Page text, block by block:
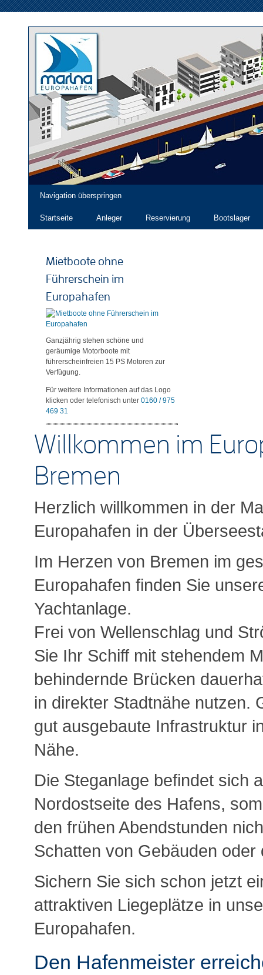
Navigation überspringen
Startseite Anleger Reservierung Bootslager
Mietboote ohne
Führerschein im
Europahafen
Ganzjährig stehen schöne und
geräumige Motorboote mit
führerscheinfreien 15 PS Motoren zur
Verfügung.
Für weitere Informationen auf das Logo
klicken oder telefonisch unter 0160 / 975
469 31
Willkommen im
Bremen
Herzlich willkommen in der
Europahafen in der
Im Herzen von Bremen im
Europahafen finden Sie
Yachtanlage.
Frei von Wellenschlag und
Sie Ihr Schiff mit stehendem
behindernde Brücken
in direkter Stadtnähe nutzen.
gut ausgebaute Infrastruktur
Nähe.
Die Steganlage befindet sich
Nordostseite des Hafens,
den frühen Abendstunden
Schatten von Gebäuden oder
Sichern Sie sich schon jetzt
attraktiven Liegeplätze in
Europahafen.
Den Hafenmeister